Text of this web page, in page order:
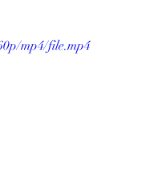
mp4/file.mp4